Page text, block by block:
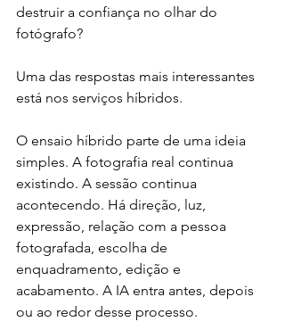
destruir a confiança no olhar do
fotógrafo?
Uma das respostas mais interessantes
está nos serviços híbridos.
O ensaio híbrido parte de uma ideia
simples. A fotografia real continua
existindo. A sessão continua
acontecendo. Há direção, luz,
expressão, relação com a pessoa
fotografada, escolha de
enquadramento, edição e
acabamento. A IA entra antes, depois
ou ao redor desse processo.